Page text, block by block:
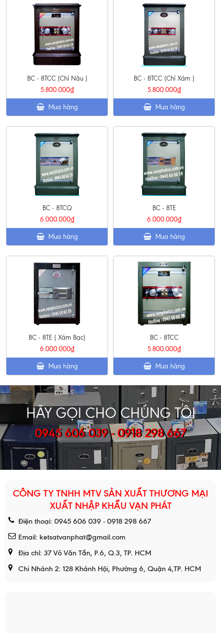
BC - 8TCC (Chỉ Nâu )
5.800.000₫
Mua hàng
BC - 8TCC (Chỉ Xám )
5.800.000₫
Mua hàng
BC - 8TCQ
6.000.000₫
Mua hàng
BC - 8TE
6.000.000₫
Mua hàng
BC - 8TE ( Xám Bạc)
6.000.000₫
Mua hàng
BC - 8TCC
5.800.000₫
Mua hàng
HÃY GỌI CHO CHÚNG TÔI
0945 606 039 - 0918 298 667
CÔNG TY TNHH MTV SẢN XUẤT THƯƠNG MẠI
XUẤT NHẬP KHẨU VẠN PHÁT
Điện thoại: 0945 606 039 - 0918 298 667
Email: ketsatvanphat@gmail.com
Địa chỉ: 37 Võ Văn Tần, P.6, Q.3, TP. HCM
Chi Nhánh 2: 128 Khánh Hội, Phường 6, Quận 4,TP. HCM